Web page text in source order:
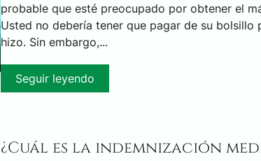
probable que esté preocupado por obtener el
Usted no debería tener que pagar de su
hizo. Sin embargo,...
Seguir leyendo
¿Cuál es la indemnización